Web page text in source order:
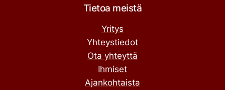
Tietoa meistä
Yritys
Yhteystiedot
Ota yhteyttä
Ihmiset
Ajankohtaista